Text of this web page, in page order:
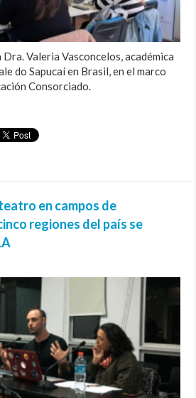
Valeria Vasconcelos, académica
do Sapucaí en Brasil, en el marco
Consorciado.
en campos de
regiones del país se